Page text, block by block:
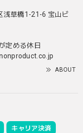
浅草橋1-21-6 宝山ビ
定める休日
ABOUT
キャリア決済